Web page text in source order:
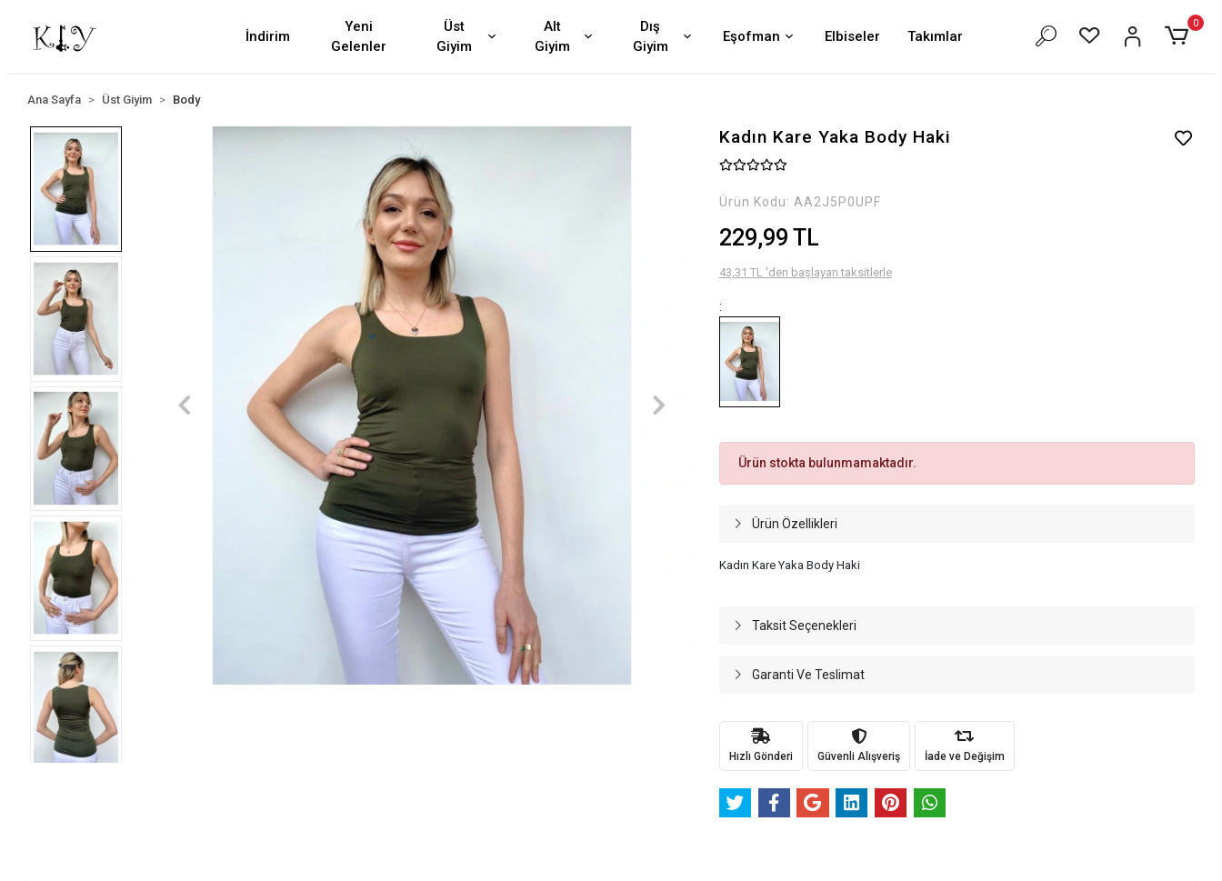
İndirim
Yeni
Gelenler
Üst
Giyim
Alt
Giyim
Dış
Giyim
Eşofman Elbiseler Takımlar
0
Ana Sayfa Üst Giyim Body
Kadın Kare Yaka Body Haki
Ürün Kodu: AA2J5P0UPF
229,99 TL
43,31 TL 'den başlayan taksitlerle
:
Ürün stokta bulunmamaktadır.
Ürün Özellikleri
Kadın Kare Yaka Body Haki
Taksit Seçenekleri
Garanti Ve Teslimat
Hızlı Gönderi Güvenli Alışveriş İade ve Değişim